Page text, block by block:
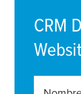
CRM